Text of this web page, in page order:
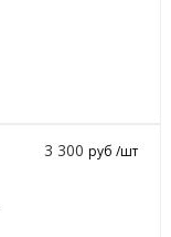
3 300руб /шт